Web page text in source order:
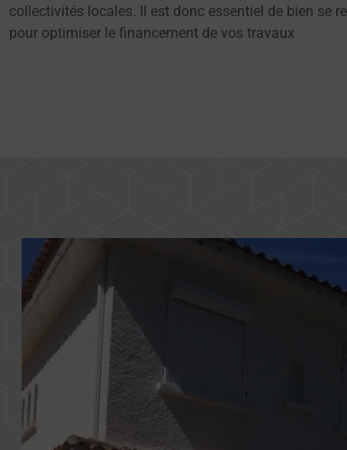
collectivités locales. Il est donc essentiel de bien se
pour optimiser le financement de vos travaux